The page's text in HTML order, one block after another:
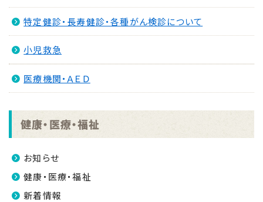
特定健診・長寿健診・各種がん検診について
小児救急
医療機関・ＡＥＤ
健康・医療・福祉
お知らせ
健康・医療・福祉
新着情報